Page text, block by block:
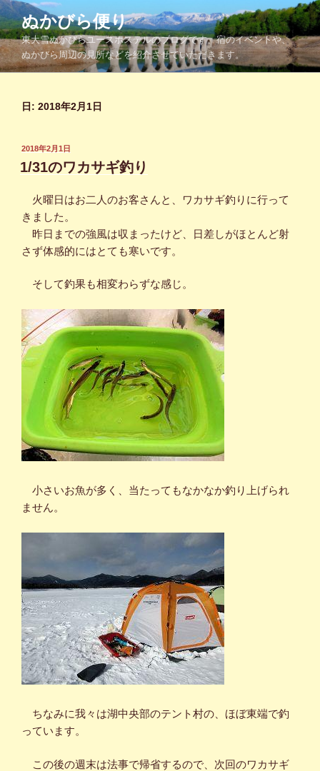
コ
ン
テ
ン
ツ
ぬかびら便り
東大雪ぬかびらユースホステルのブログです。宿のイベントや、
ぬかびら周辺の見所などを紹介させていただきます。
日: 2018年2月1日
投
稿
日:
2018年2月1日
1/31のワカサギ釣り
火曜日はお二人のお客さんと、ワカサギ釣りに行って
きました。
昨日までの強風は収まったけど、日差しがほとんど射
さず体感的にはとても寒いです。
そして釣果も相変わらずな感じ。
小さいお魚が多く、当たってもなかなか釣り上げられ
ません。
ちなみに我々は湖中央部のテント村の、ほぼ東端で釣
っています。
この後の週末は法事で帰省するので、次回のワカサギ